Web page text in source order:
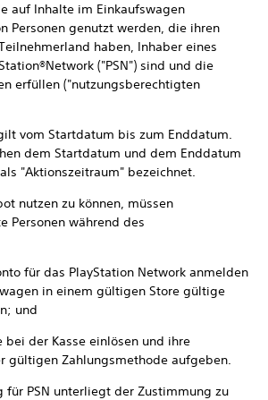
auf Inhalte im Einkaufswagen
Personen genutzt werden, die ihren
haben, Inhaber eines
("PSN") sind und die
erfüllen ("nutzungsberechtigten
vom Startdatum bis zum Enddatum.
dem Startdatum und dem Enddatum
"Aktionszeitraum" bezeichnet.
nutzen zu können, müssen
Personen während des
für das PlayStation Network anmelden
in einem gültigen Store gültige
und
bei der Kasse einlösen und ihre
gültigen Zahlungsmethode aufgeben.
für PSN unterliegt der Zustimmung zu